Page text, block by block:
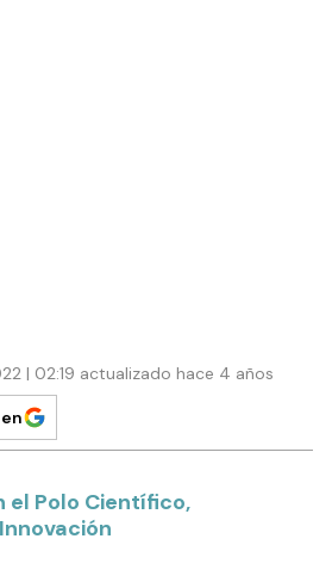
| 02:19 actualizado hace 4 años
el Polo Científico,